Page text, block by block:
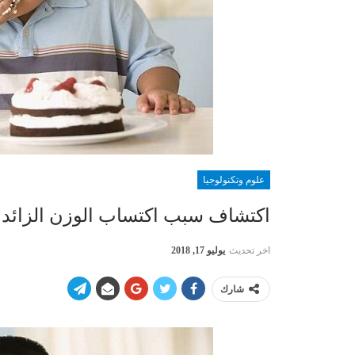
علوم وتكنولوجيا
اكتشاف سبب اكتساب الوزن
اخر تحديث يوليو 17, 2018
شارك